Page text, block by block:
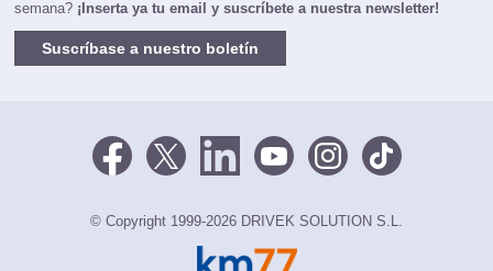
¿Quieres estar al día de todo lo que hemos publicado durante la
Suscríbase a nuestro boletín